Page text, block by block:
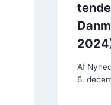
Af
6.